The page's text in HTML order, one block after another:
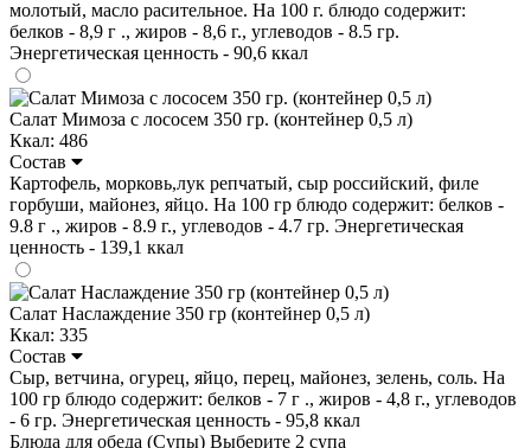
молотый, масло расительное. На 100 г. блюдо содержит:
белков - 8,9 г ., жиров - 8,6 г., углеводов - 8.5 гр.
Энергетическая ценность - 90,6 ккал
Салат Мимоза с лососем 350 гр. (контейнер 0,5 л)
Ккал: 486
Состав
Картофель, морковь,лук репчатый, сыр российский, филе
горбуши, майонез, яйцо. На 100 гр блюдо содержит: белков -
9.8 г ., жиров - 8.9 г., углеводов - 4.7 гр. Энергетическая
ценность - 139,1 ккал
Салат Наслаждение 350 гр (контейнер 0,5 л)
Ккал: 335
Состав
Сыр, ветчина, огурец, яйцо, перец, майонез, зелень, соль. На
100 гр блюдо содержит: белков - 7 г ., жиров - 4,8 г., углеводов
- 6 гр. Энергетическая ценность - 95,8 ккал
Блюда для обеда (Супы) Выберите 2 супа